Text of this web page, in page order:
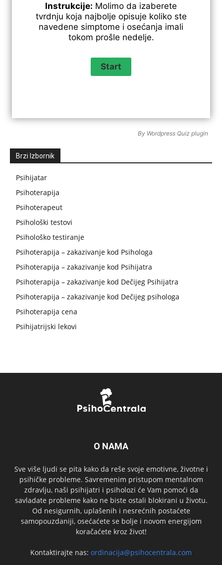
Instrukcije: Molimo da izaberete
tvrdnju koja najbolje opisuje koliko ste
navedene simptome i osećanja imali
tokom prošle nedelje.
By Wordpress Quiz plugin
Brzi Izbornik
Psihijatar
Psihoterapija
Psihoterapeut
Psihološki testovi
Psihološko testiranje
Psihoterapija – zakazivanje kod Psihologa
Psihoterapija – zakazivanje kod Psihijatra
Psihoterapija – zakazivanje kod Dečijeg Psihijatra
Psihoterapija – zakazivanje kod Dečijeg psihologa
Psihoterapija cena
Psihijatrijski lekovi
O NAMA
Sve više ljudi se pita kako da reše svoje emotivne, životne i
psihičke probleme. Savremenim pristupom mentalnom
zdravlju, naši psihijatri i psiholozi će Vam pomoći da
savladate probleme kako ne biste ostali blokirani u životu.
Od nesigurnih, uplašenih i nesrećnih postaćete
samopouzdaniji, osećaćete se bolje i novom energijom
koračaćete kroz život!
Kontaktirajte nas: ordinacija@psihocentrala.com